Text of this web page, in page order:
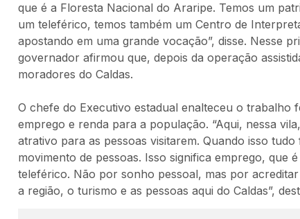
que é a Floresta Nacional do Araripe. Temos um
um teleférico, temos também um Centro de
apostando em uma grande vocação”, disse. Nesse
governador afirmou que, depois da operação
moradores do Caldas.
O chefe do Executivo estadual enalteceu o
emprego e renda para a população. “Aqui, nessa
atrativo para as pessoas visitarem. Quando isso
movimento de pessoas. Isso significa emprego, que
teleférico. Não por sonho pessoal, mas por
a região, o turismo e as pessoas aqui do Caldas”,